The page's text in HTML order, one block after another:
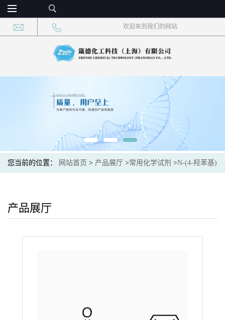
欢迎来到我们的网站
您当前的位置： 网站首页 > 产品展厅 >常用化学试剂 >N-(4-羟苯基)
产品展厅